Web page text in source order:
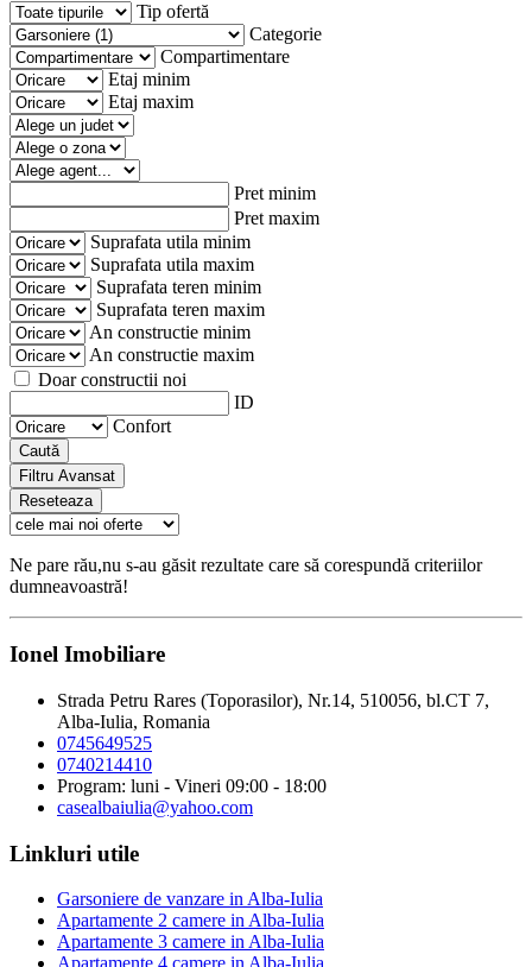
Tip ofertă
Categorie
Compartimentare
Etaj minim
Etaj maxim
Pret minim
Pret maxim
Suprafata utila minim
Suprafata utila maxim
Suprafata teren minim
Suprafata teren maxim
An constructie minim
An constructie maxim
Doar constructii noi
ID
Confort
Caută
Filtru Avansat
Reseteaza
Ne pare rău,nu s-au găsit rezultate care să corespundă criteriilor
dumneavoastră!
Ionel Imobiliare
Strada Petru Rares (Toporasilor), Nr.14, 510056, bl.CT 7,
Alba-Iulia, Romania
0745649525
0740214410
Program: luni - Vineri 09:00 - 18:00
casealbaiulia@yahoo.com
Linkluri utile
Garsoniere de vanzare in Alba-Iulia
Apartamente 2 camere in Alba-Iulia
Apartamente 3 camere in Alba-Iulia